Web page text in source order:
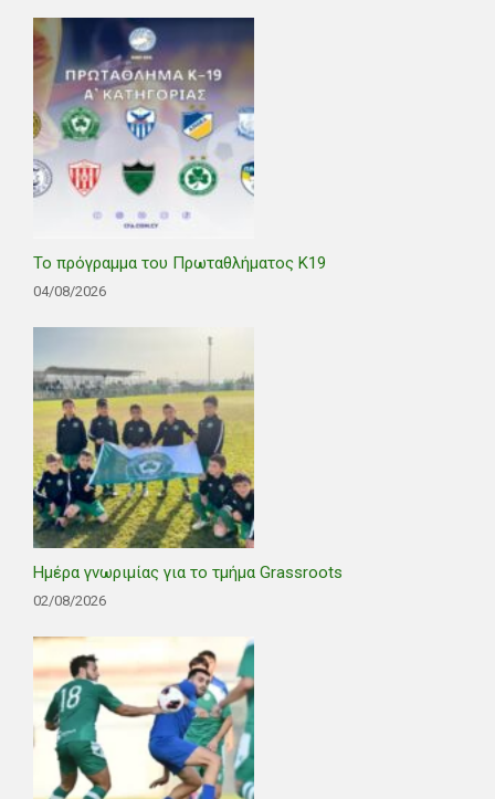
Το πρόγραμμα του Πρωταθλήματος Κ19
04/08/2026
Ημέρα γνωριμίας για το τμήμα Grassroots
02/08/2026